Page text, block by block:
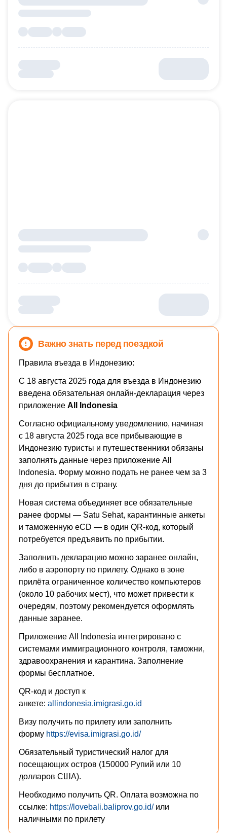
Важно знать перед поездкой
Правила въезда в Индонезию:
С 18 августа 2025 года для въезда в Индонезию
введена обязательная онлайн-декларация через
приложение All Indonesia
Согласно официальному уведомлению, начиная
с 18 августа 2025 года все прибывающие в
Индонезию туристы и путешественники обязаны
заполнять данные через приложение All
Indonesia. Форму можно подать не ранее чем за 3
дня до прибытия в страну.
Новая система объединяет все обязательные
ранее формы — Satu Sehat, карантинные анкеты
и таможенную eCD — в один QR-код, который
потребуется предъявить по прибытии.
Заполнить декларацию можно заранее онлайн,
либо в аэропорту по прилету. Однако в зоне
прилёта ограниченное количество компьютеров
(около 10 рабочих мест), что может привести к
очередям, поэтому рекомендуется оформлять
данные заранее.
Приложение All Indonesia интегрировано с
системами иммиграционного контроля, таможни,
здравоохранения и карантина. Заполнение
формы бесплатное.
QR-код и доступ к
анкете: allindonesia.imigrasi.go.id
Визу получить по прилету или заполнить
форму https://evisa.imigrasi.go.id/
Обязательный туристический налог для
посещающих остров (150000 Рупий или 10
долларов США).
Необходимо получить QR. Оплата возможна по
ссылке: https://lovebali.baliprov.go.id/или
наличными по прилету